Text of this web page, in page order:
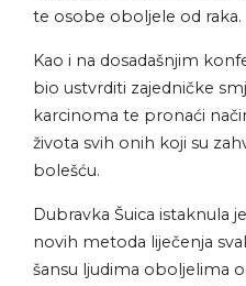
te osobe oboljele od raka.
Kao i na dosadašnjim
bio ustvrditi zajedničke
karcinoma te pronaći
života svih onih koji su
bolešću.
Dubravka Šuica istaknula
novih metoda liječenja
šansu ljudima oboljelima